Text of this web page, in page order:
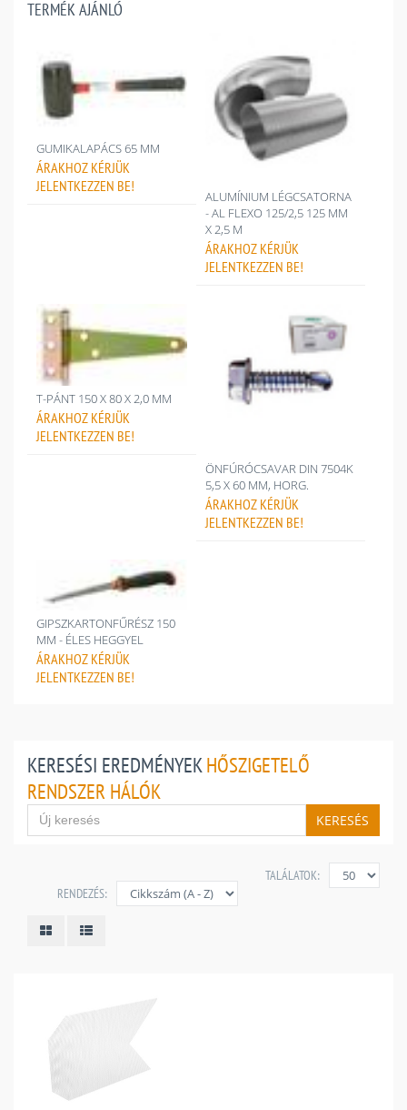
TERMÉK AJÁNLÓ
GUMIKALAPÁCS 65 MM
ÁRAKHOZ KÉRJÜK
JELENTKEZZEN BE!
ALUMÍNIUM LÉGCSATORNA
- AL FLEXO 125/2,5 125 MM
X 2,5 M
ÁRAKHOZ KÉRJÜK
JELENTKEZZEN BE!
T-PÁNT 150 X 80 X 2,0 MM
ÁRAKHOZ KÉRJÜK
JELENTKEZZEN BE!
ÖNFÚRÓCSAVAR DIN 7504K
5,5 X 60 MM, HORG.
ÁRAKHOZ KÉRJÜK
JELENTKEZZEN BE!
GIPSZKARTONFŰRÉSZ 150
MM - ÉLES HEGGYEL
ÁRAKHOZ KÉRJÜK
JELENTKEZZEN BE!
KERESÉSI EREDMÉNYEK HŐSZIGETELŐ
RENDSZER HÁLÓK
KERESÉS
TALÁLATOK:
RENDEZÉS: